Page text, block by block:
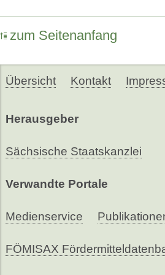
zum Seitenanfang
Übersicht Kontakt
Herausgeber
Sächsische Staatskanzlei
Verwandte Portale
Medienservice
FÖMISAX